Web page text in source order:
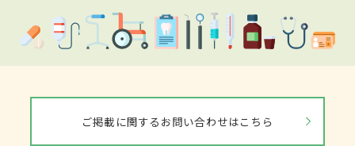
ご掲載に関するお問い合わせはこちら